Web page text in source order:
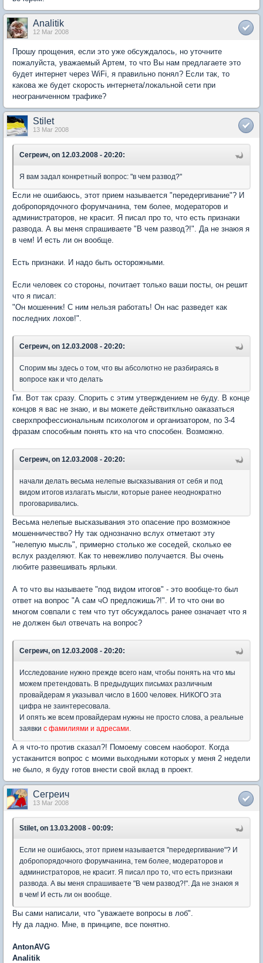
Analitik
12 Mar 2008
Прошу прощения, если это уже обсуждалось, но уточните
пожалуйста, уважаемый Артем, то что Вы нам предлагаете это
будет интернет через WiFi, я правильно понял? Если так, то
какова же будет скорость интернета/локальной сети при
неограниченном трафике?
Stilet
13 Mar 2008
Сегреич, on 12.03.2008 - 20:20:
Я вам задал конкретный вопрос: "в чем развод?"
Если не ошибаюсь, этот прием называется "передергивание"? И
добропорядочного форумчанина, тем более, модераторов и
администраторов, не красит. Я писал про то, что есть признаки
развода. А вы меня спрашиваете "В чем развод?!". Да не знаюя я
в чем! И есть ли он вообще.
Есть признаки. И надо быть осторожными.
Если человек со стороны, почитает только ваши посты, он решит
что я писал:
"Он мошенник! С ним нельзя работать! Он нас разведет как
последних лохов!".
Сегреич, on 12.03.2008 - 20:20:
Спорим мы здесь о том, что вы абсолютно не разбираясь в
вопросе как и что делать
Гм. Вот так сразу. Спорить с этим утверждением не буду. В конце
концов я вас не знаю, и вы можете действиткльно оаказаться
сверхпрофессиональным психологом и организатором, по 3-4
фразам способным понять кто на что способен. Возможно.
Сегреич, on 12.03.2008 - 20:20:
начали делать весьма нелепые высказывания от себя и под
видом итогов излагать мысли, которые ранее неоднократно
проговаривались.
Весьма нелепые высказывания это опасение про возможное
мошенничество? Ну так однозначно вслух отметают эту
"нелепую мысль", примерно столько же соседей, сколько ее
вслух разделяют. Как то невежливо получается. Вы очень
любите развешивать ярлыки.
А то что вы называете "под видом итогов" - это вообще-то был
ответ на вопрос "А сам чО предложишь?!". И то что они во
многом совпали с тем что тут обсуждалось ранее означает что я
не должен был отвечать на вопрос?
Сегреич, on 12.03.2008 - 20:20:
Исследование нужно прежде всего нам, чтобы понять на что мы
можем претендовать. В предыдущих письмах различным
провайдерам я указывал число в 1600 человек. НИКОГО эта
цифра не заинтересовала.
И опять же всем провайдерам нужны не просто слова, а реальные
заявки с фамилиями и адресами
А я что-то против сказал?! Помоему совсем наоборот. Когда
устаканится вопрос с моими выходными которых у меня 2 недели
не было, я буду готов внести свой вклад в проект.
Сегреич
13 Mar 2008
Stilet, on 13.03.2008 - 00:09:
Если не ошибаюсь, этот прием называется "передергивание"? И
добропорядочного форумчанина, тем более, модераторов и
администраторов, не красит. Я писал про то, что есть признаки
развода. А вы меня спрашиваете "В чем развод?!". Да не знаюя я
в чем! И есть ли он вообще.
Вы сами написали, что "уважаете вопросы в лоб".
Ну да ладно. Мне, в принципе, все понятно.
AntonAVG
Analitik